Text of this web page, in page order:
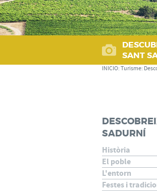
SANT
INICIO: Turisme:
SADURNÍ
Història
El poble
L'entorn
Festes i